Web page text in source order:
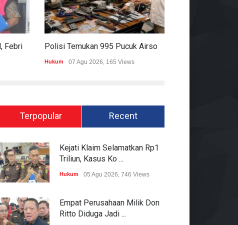
Hukum 07 Agu 2026, 165 Views
Terpopular Recent
Kejati Klaim Selamatkan Rp1
Triliun, Kasus Ko ...
Hukum 05 Agu 2026, 746 Views
Empat Perusahaan Milik Don
Ritto Diduga Jadi ...